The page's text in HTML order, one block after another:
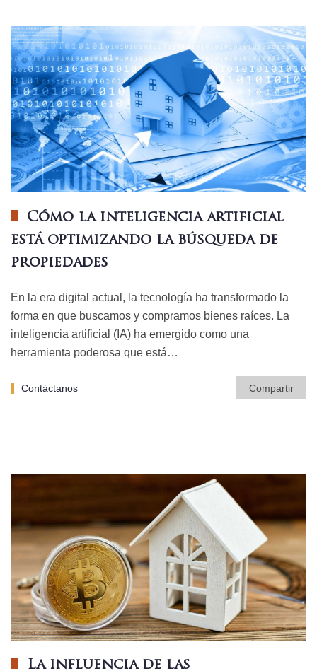
Cómo la inteligencia artificial
está optimizando la búsqueda de
propiedades
En la era digital actual, la tecnología ha transformado la
forma en que buscamos y compramos bienes raíces. La
inteligencia artificial (IA) ha emergido como una
herramienta poderosa que está…
Contáctanos Compartir
La influencia de las